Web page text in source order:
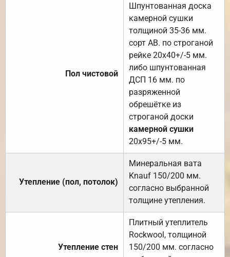
Пол чистовой
Шпунтованная доска
камерной сушки
толщиной 35-36 мм.
сорт АВ. по строганой
рейке 20х40+/-5 мм.
либо шпунтованная
ДСП 16 мм. по
разряженной
обрешётке из
строганой доски
камерной сушки
20х95+/-5 мм.
Утепление (пол, потолок)
Минеральная вата
Knauf 150/200 мм.
согласно выбранной
толщине утепления.
Утепление стен
Плитный утеплитель
Rockwool, толщиной
150/200 мм. согласно